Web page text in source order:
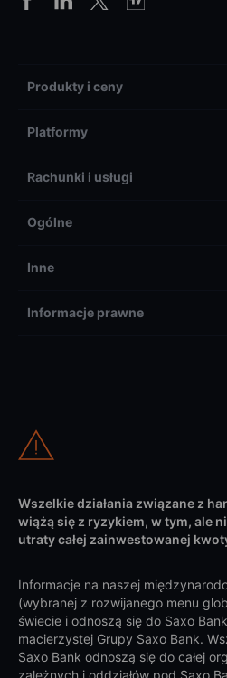
Produkty i ceny
Platformy
Rachunki i usługi
Ogólne
Inne
Informacje prawne
Wszelkie działania związane z
wiążą się z ryzykiem, w tym, ale
utraty całej zainwestowanej
Informacje na naszej
(wybranej z rozwijanego menu
świecie i odnoszą się do Saxo
macierzystej Grupy Saxo Bank.
Saxo Bank odnoszą się do całej